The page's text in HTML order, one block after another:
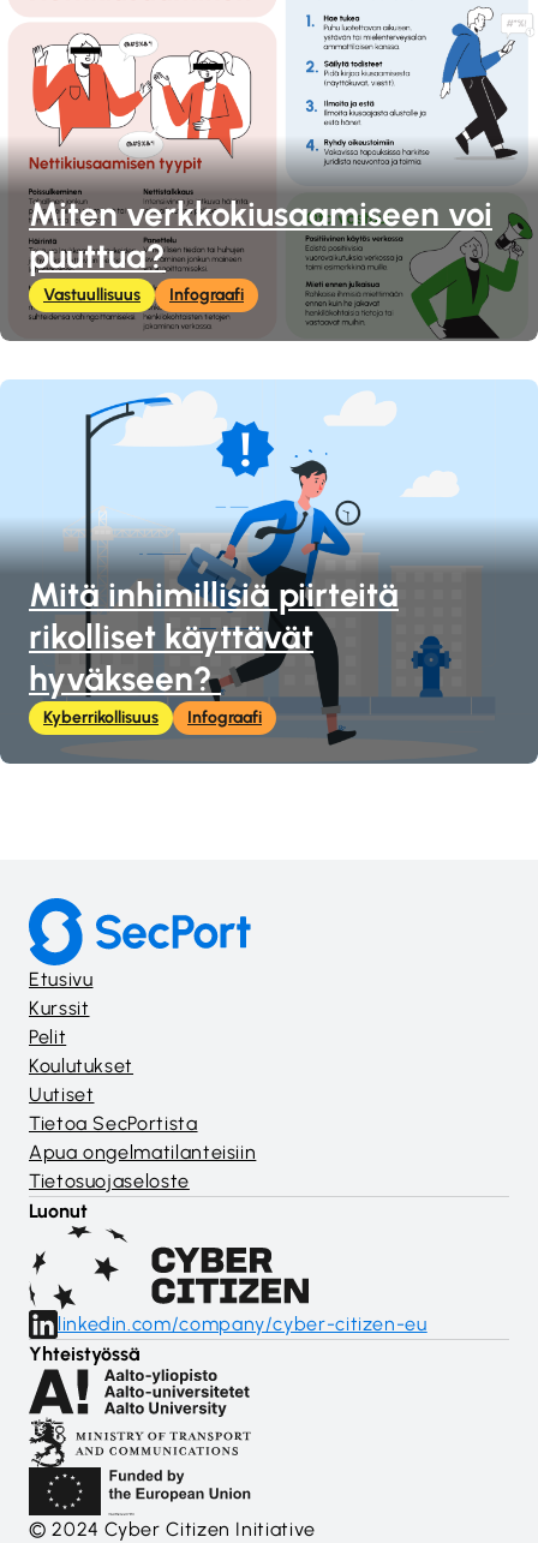
Miten verkkokiusaamiseen voi
puuttua?
Vastuullisuus Infograafi
Mitä inhimillisiä piirteitä
rikolliset käyttävät
hyväkseen?
Kyberrikollisuus Infograafi
Etusivu
Kurssit
Pelit
Koulutukset
Uutiset
Tietoa SecPortista
Apua ongelmatilanteisiin
Tietosuojaseloste
Luonut
linkedin.com/company/cyber-citizen-eu
Yhteistyössä
© 2024 Cyber Citizen Initiative